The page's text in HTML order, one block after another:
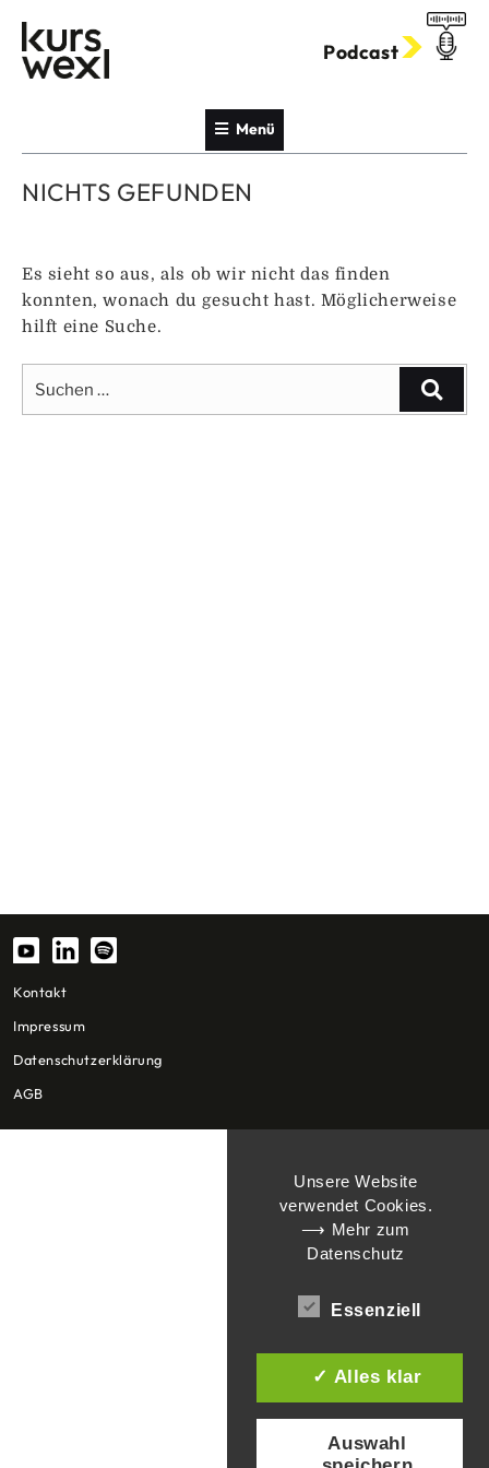
Inhalt
springen
Podcast
Menü
NICHTS GEFUNDEN
Es sieht so aus, als ob wir nicht das finden
konnten, wonach du gesucht hast. Möglicherweise
hilft eine Suche.
nach:
Suchen
Kontakt
Impressum
Datenschutzerklärung
AGB
Unsere Website
verwendet Cookies.
⟶ Mehr zum
Datenschutz
Essenziell
✓ Alles klar
Auswahl